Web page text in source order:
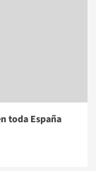
toda España